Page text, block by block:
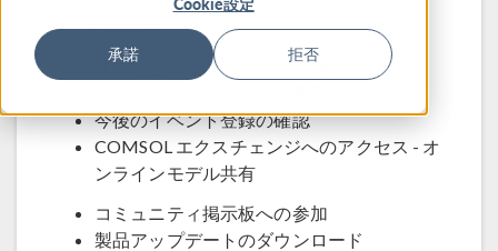
承諾 拒否
連絡先とライセンス情報の編集
今後のイベント登録の確認
COMSOL エクスチェンジへのアクセス - オ
ンラインモデル共有
コミュニティ掲示板への参加
製品アップデートのダウンロード